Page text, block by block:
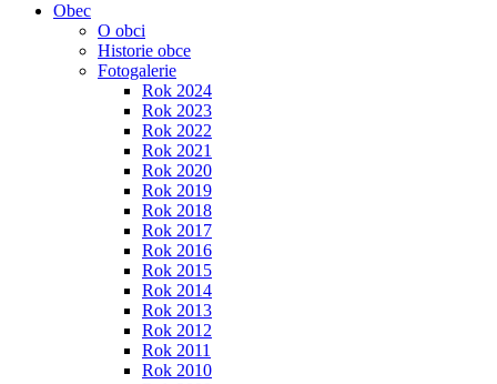
Obec
O obci
Historie obce
Fotogalerie
Rok 2024
Rok 2023
Rok 2022
Rok 2021
Rok 2020
Rok 2019
Rok 2018
Rok 2017
Rok 2016
Rok 2015
Rok 2014
Rok 2013
Rok 2012
Rok 2011
Rok 2010